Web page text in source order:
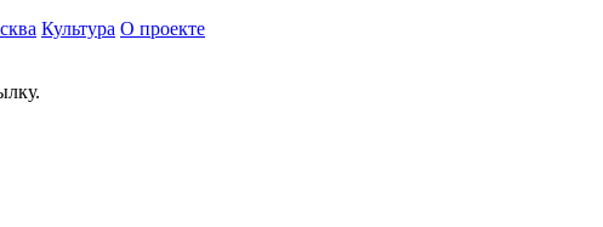
Культура О проекте